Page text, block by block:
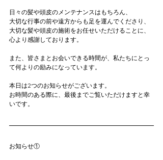
日々の髪や頭皮のメンテナンスはもちろん、
大切な行事の前や遠方からも足を運んでくださり、
大切な髪や頭皮の施術をお任せいただけることに、
心より感謝しております。
また、皆さまとお会いできる時間が、私たちにとっ
て何よりの励みになっています。
本日は2つのお知らせがございます。
お時間のある際に、最後までご覧いただけますと幸
いです。
お知らせ①